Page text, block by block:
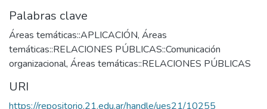
Palabras clave
Áreas temáticas::APLICACIÓN, Áreas
temáticas::RELACIONES PÚBLICAS::Comunicación
organizacional, Áreas temáticas::RELACIONES PÚBLICAS
URI
https://repositorio.21.edu.ar/handle/ues21/10255